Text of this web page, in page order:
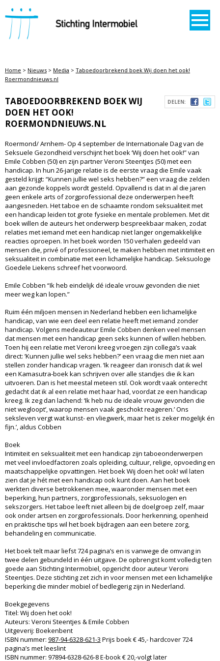
STICHTING INTERMOBIEL
Home > Nieuws > Media > Taboedoorbrekend boek Wij doen het ook!
Roermondnieuws.nl
DELEN:
TABOEDOORBREKEND BOEK WIJ
DOEN HET OOK!
ROERMONDNIEUWS.NL
Roermond/ Arnhem- Op 4 september de Internationale Dag van de
Seksuele Gezondheid verschijnt het boek ‘Wij doen het ook!” van
Emile Cobben (50) en zijn partner Veroni Steentjes (50) met een
handicap. In hun 26-jarige relatie is de eerste vraag die Emile vaak
gesteld krijgt: “Kunnen jullie wel seks hebben?” een vraag die zelden
aan gezonde koppels wordt gesteld. Opvallend is dat in al die jaren
geen enkele arts of zorgprofessional deze onderwerpen heeft
aangesneden. Het taboe en de schaamte rondom seksualiteit met
een handicap leiden tot grote fysieke en mentale problemen. Met dit
boek willen de auteurs het onderwerp bespreekbaar maken, zodat
relaties met iemand met een handicap niet langer ongemakkelijke
reacties oproepen. In het boek worden 150 verhalen gedeeld van
mensen die, privé of professioneel, te maken hebben met intimiteit en
seksualiteit in combinatie met een lichamelijke handicap. Seksuologe
Goedele Liekens schreef het voorwoord.
Emile Cobben “Ik heb eindelijk dé ideale vrouw gevonden die niet
meer weg kan lopen.”
Ruim één miljoen mensen in Nederland hebben een lichamelijke
handicap, van wie een deel een relatie heeft met iemand zonder
handicap. Volgens medeauteur Emile Cobben denken veel mensen
dat mensen met een handicap geen seks kunnen of willen hebben.
Toen hij een relatie met Veroni kreeg vroegen zijn collega’s vaak
direct: ’Kunnen jullie wel seks hebben?’ een vraag die men niet aan
stellen zonder handicap vragen. ‘Ik reageer dan ironisch dat ik wel
een Kamasutra-boek kan schrijven over alle standjes die ik kan
uitvoeren. Dan is het meestal meteen stil. Ook wordt vaak onterecht
gedacht dat ik al een relatie met haar had, voordat ze een handicap
kreeg. Ik zeg dan lachend: ‘Ik heb nu de ideale vrouw gevonden die
niet wegloopt’, waarop mensen vaak geschokt reageren.’ Ons
seksleven vergt wat kunst- en vliegwerk, maar het is zeker mogelijk én
fijn.’, aldus Cobben
Boek
Intimiteit en seksualiteit met een handicap zijn taboeonderwerpen
met veel invloedfactoren zoals opleiding, cultuur, religie, opvoeding en
maatschappelijke opvattingen. Het boek Wij doen het ook! wil laten
zien dat je hét met een handicap ook kunt doen. Aan het boek
werkten diverse betrokkenen mee, waaronder mensen met een
beperking, hun partners, zorgprofessionals, seksuologen en
sekszorgers. Het taboe leeft niet alleen bij de doelgroep zelf, maar
ook onder artsen en zorgprofessionals. Door herkenning, openheid
en praktische tips wil het boek bijdragen aan een betere zorg,
behandeling en communicatie.
Het boek telt maar liefst 724 pagina’s en is vanwege de omvang in
twee delen gebundeld in één uitgave. De opbrengst komt volledig ten
goede aan Stichting Intermobiel, opgericht door auteur Veroni
Steentjes. Deze stichting zet zich in voor mensen met een lichamelijke
beperking die minder mobiel of bedlegerig zijn in Nederland.
Boekgegevens
Titel: Wij doen het ook!
Auteurs: Veroni Steentjes & Emile Cobben
Uitgeverij: Boekenbent
ISBN nummer: 987-94-6328-621-3 Prijs boek € 45,- hardcover 724
pagina’s met leeslint
ISBN nummer: 97894-6328-626-8 E-book € 20,-volgt later